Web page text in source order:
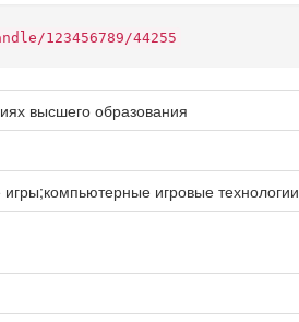
123456789/44255
высшего образования
игровые технологии